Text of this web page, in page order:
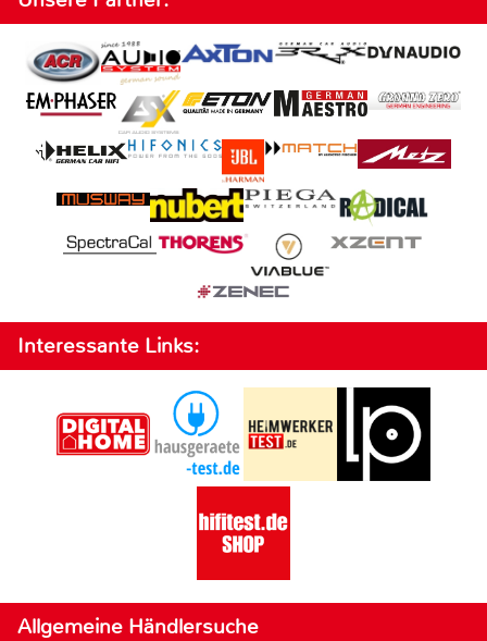
Interessante Links:
Allgemeine Händlersuche